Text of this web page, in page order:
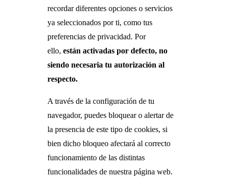
recordar diferentes opciones o servicios
ya seleccionados por ti, como tus
preferencias de privacidad. Por
ello,están activadas por defecto, no
siendo necesaria tu autorización al
respecto.
A través de la configuración de tu
navegador, puedes bloquear o alertar de
la presencia de este tipo de cookies, si
bien dicho bloqueo afectará al correcto
funcionamiento de las distintas
funcionalidades de nuestra página web.